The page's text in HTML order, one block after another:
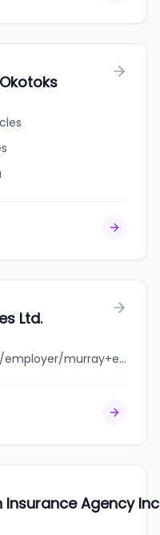
Ltd.
jobbank.gc.ca/browsejobs/employer/murray+enterprises+ltd./ca
Insurance Agency